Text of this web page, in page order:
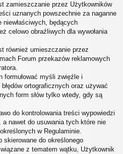
zamieszczanie przez Użytkowników
uznanych powszechnie za naganne
niewłaściwych, będących
celowo obraźliwych dla wywołania
również umieszczanie przez
Forum przekazów reklamowych
formułować myśli zwięźle i
ortograficznych oraz używać
form słów tylko wtedy, gdy są
do kontrolowania treści wypowiedzi
a nawet do usuwania tych które nie
w Regulaminie.
skierowane do określonego
z tematem wątku, Użytkownik